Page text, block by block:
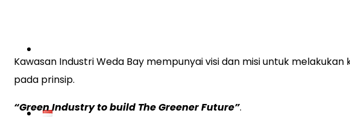
Kawasan Industri Weda Bay mempunyai visi dan misi untuk
pada prinsip.
“Green Industry to build The Greener Future”.